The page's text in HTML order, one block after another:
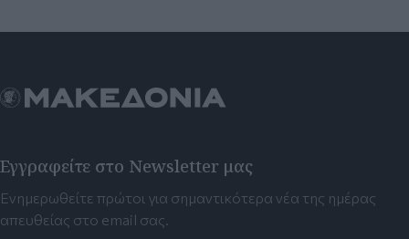
Εγγραφείτε στο Newsletter μας
Ενημερωθείτε πρώτοι για σημαντικότερα νέα της ημέρας
απευθείας στο email σας.